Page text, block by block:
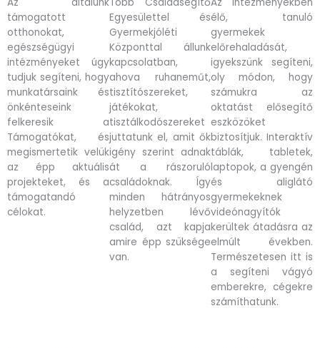
támogatott
otthonokat,
egészségügyi
intézményeket úgy
tudjuk segíteni, hogy
munkatársaink és
önkénteseink
felkeresik a
Támogatókat, és
megismertetik velük
az épp aktuális
projekteket, és a
támogatandó
célokat.
Egyesülettel és
Gyermekjóléti
Központtal állunk
kapcsolatban,
ahova ruhaneműt,
tisztítószereket,
játékokat,
tisztálkodószereket
juttatunk el, amit ők
igény szerint adnak
át a rászoruló
családoknak. Így
minden hátrányos
helyzetben lévő
család, azt kapja
amire épp szüksége
van.
élő, tanuló
gyermekek
előrehaladását,
igyekszünk segíteni,
oly módon, hogy
számukra az
oktatást elősegítő
eszközöket
biztosítjuk. Interaktív
táblák, tabletek,
laptopok, a gyengén
és aliglátó
gyermekeknek
videónagyítók
kerültek átadásra az
elmúlt években.
Természetesen itt is
a segíteni vágyó
emberekre, cégekre
számíthatunk.